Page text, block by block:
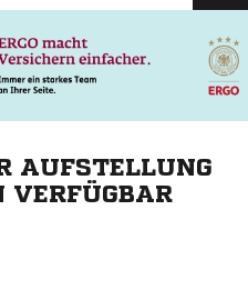
AUFSTELLUNG
VERFÜGBAR